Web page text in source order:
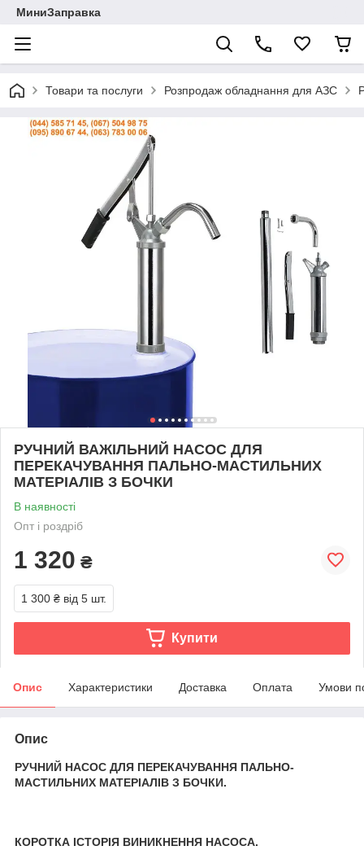
МиниЗаправка
Товари та послуги Розпродаж обладнання для АЗС
РУЧНИЙ ВАЖІЛЬНИЙ НАСОС ДЛЯ
ПЕРЕКАЧУВАННЯ ПАЛЬНО-МАСТИЛЬНИХ
МАТЕРІАЛІВ З БОЧКИ
В наявності
Опт і роздріб
1 320 ₴
1 300 ₴ від 5 шт.
Купити
Опис Характеристики Доставка Оплата Умови
Опис
РУЧНИЙ НАСОС ДЛЯ ПЕРЕКАЧУВАННЯ ПАЛЬНО-
МАСТИЛЬНИХ МАТЕРІАЛІВ З БОЧКИ.
КОРОТКА ІСТОРІЯ ВИНИКНЕННЯ НАСОСА.